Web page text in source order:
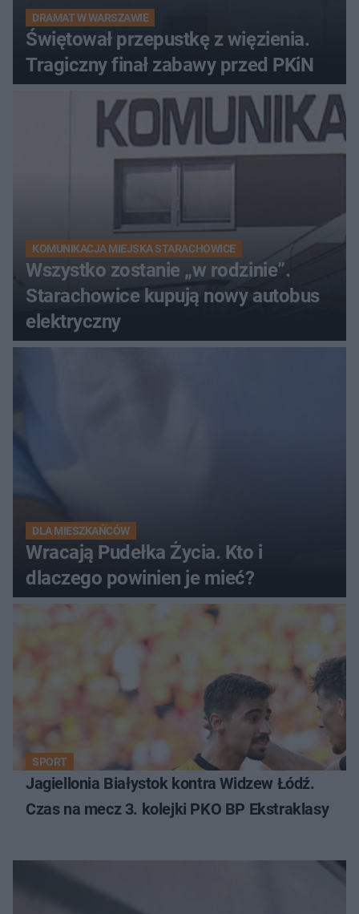
DRAMAT W WARSZAWIE
Świętował przepustkę z więzienia.
Tragiczny finał zabawy przed PKiN
KOMUNIKACJA MIEJSKA STARACHOWICE
Wszystko zostanie „w rodzinie”.
Starachowice kupują nowy autobus
elektryczny
DLA MIESZKAŃCÓW
Wracają Pudełka Życia. Kto i
dlaczego powinien je mieć?
SPORT
Jagiellonia Białystok kontra Widzew Łódź.
Czas na mecz 3. kolejki PKO BP Ekstraklasy